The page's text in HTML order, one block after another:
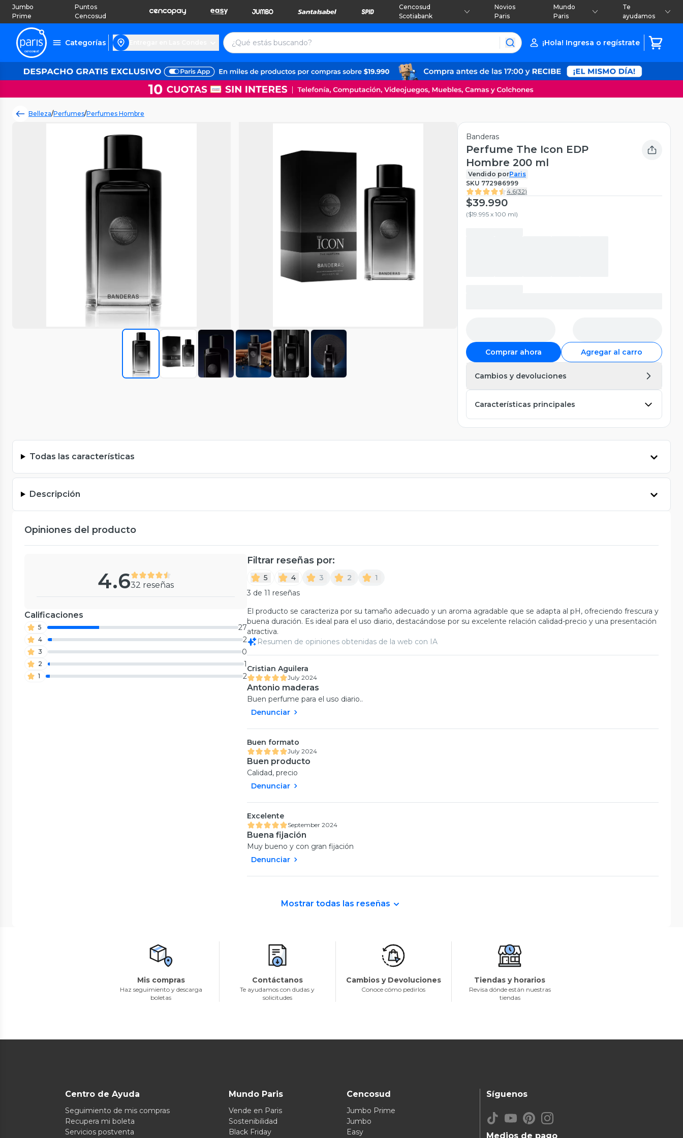
Jumbo
Prime
Puntos
Cencosud
Cencosud
Scotiabank
Novios
Paris
Mundo
Paris
Te
ayudamos
Categorías ¡Hola! Ingresa o regístrate
Belleza/Perfumes/Perfumes Hombre
Banderas
Perfume The Icon EDP
Hombre 200 ml
Vendido porParis
SKU 772986999
4.6(32)
$39.990
($19.995 x 100 ml)
Comprar ahora Agregar al carro
Cambios y devoluciones
Características principales
Todas las características
Descripción
Opiniones del producto
4.632 reseñas
Calificaciones
5 27
4 2
3 0
2 1
1 2
Filtrar reseñas por:
5 4 3 2
1
3 de 11 reseñas
El producto se caracteriza por su tamaño adecuado y un aroma agradable que se adapta al pH, ofreciendo frescura y
buena duración. Es ideal para el uso diario, destacándose por su excelente relación calidad-precio y una presentación
atractiva.
Resumen de opiniones obtenidas de la web con IA
Cristian Aguilera
July 2024
Antonio maderas
Buen perfume para el uso diario..
Denunciar
Buen formato
July 2024
Buen producto
Calidad, precio
Denunciar
Excelente
September 2024
Buena fijación
Muy bueno y con gran fijación
Denunciar
Mostrar todas las reseñas
Mis compras
Haz seguimiento y descarga
boletas
Contáctanos
Te ayudamos con dudas y
solicitudes
Cambios y Devoluciones
Conoce cómo pedirlos
Tiendas y horarios
Revisa dónde están nuestras
tiendas
Centro de Ayuda
Seguimiento de mis compras
Recupera mi boleta
Servicios postventa
Mundo Paris
Vende en Paris
Sostenibilidad
Black Friday
Cencosud
Jumbo Prime
Jumbo
Easy
Medios de pago
Síguenos